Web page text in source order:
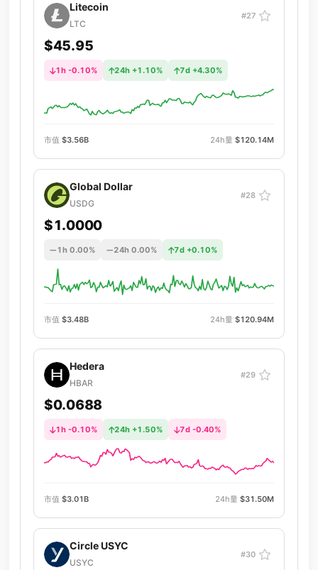
Litecoin
LTC
#27
$45.95
1h -0.10% 24h +1.10% 7d +4.30%
市值 $3.56B 24h量 $120.14M
Global Dollar
USDG
#28
$1.0000
1h 0.00% 24h 0.00% 7d +0.10%
市值 $3.48B 24h量 $120.94M
Hedera
HBAR
#29
$0.0688
1h -0.10% 24h +1.50% 7d -0.40%
市值 $3.01B 24h量 $31.50M
Circle USYC
USYC
#30